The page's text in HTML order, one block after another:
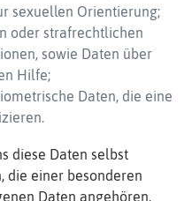
sexuellen Orientierung;
oder strafrechtlichen
sowie Daten über
Hilfe;
Daten, die eine
diese Daten selbst
die einer besonderen
Daten angehören,